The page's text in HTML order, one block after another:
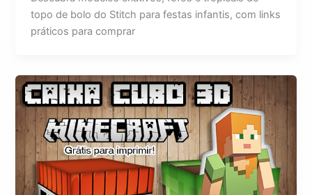
topo de bolo do Stitch para festas infantis, com links
práticos para comprar